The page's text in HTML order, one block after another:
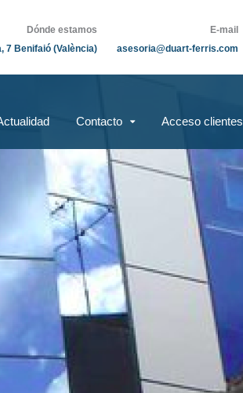
E-mail
asesoria@duart-ferris.com
Dónde estamos
7 Benifaió (València)
Contacto Acceso clientes